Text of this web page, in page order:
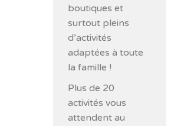
boutiques et
surtout pleins
d’activités
adaptées à toute
la famille !
Plus de 20
activités vous
attendent au